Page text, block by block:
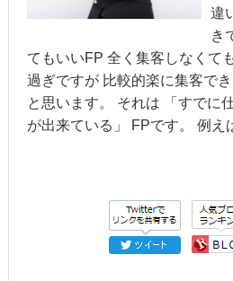
違
き
てもいいFP 全く集客しなくて
過ぎですが 比較的楽に集客で
と思います。 それは 「すでに
が出来ている」 FPです。 例